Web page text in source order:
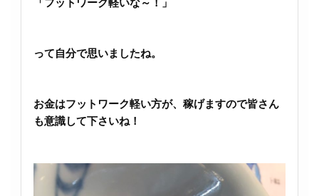
「フットワーク軽いな～！」
って自分で思いましたね。
お金はフットワーク軽い方が、稼げますので皆さん
も意識して下さいね！